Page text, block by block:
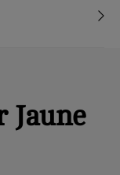
Jaune